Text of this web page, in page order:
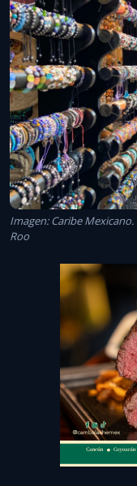
Imagen: Caribe
Roo